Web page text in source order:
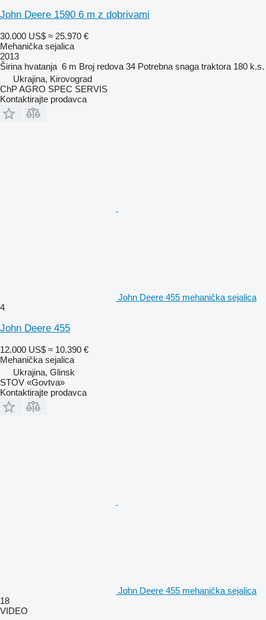
John Deere 1590 6 m z dobrivami
30.000 US$ ≈ 25.970 €
Mehanička sejalica
2013
Širina hvatanja 6 m Broj redova 34 Potrebna snaga traktora 180 k.s.
Ukrajina, Kirovograd
ChP AGRO SPEC SERVIS
Kontaktirajte prodavca
John Deere 455 mehanička sejalica
4
John Deere 455
12.000 US$ ≈ 10.390 €
Mehanička sejalica
Ukrajina, Glinsk
STOV «Govtva»
Kontaktirajte prodavca
John Deere 455 mehanička sejalica
18
VIDEO